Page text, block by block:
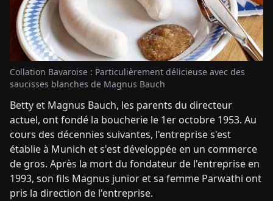
Collation Bavaroise : Particulièrement délicieuse avec des
saucisses blanches de Magnus Bauch
Betty et Magnus Bauch, les parents du directeur
actuel, ont fondé la boucherie le 1er octobre 1953. Au
cours des décennies suivantes, l'entreprise s'est
établie à Munich et s'est développée en un commerce
de gros. Après la mort du fondateur de l'entreprise en
1993, son fils Magnus junior et sa femme Parwathi ont
pris la direction de l'entreprise.